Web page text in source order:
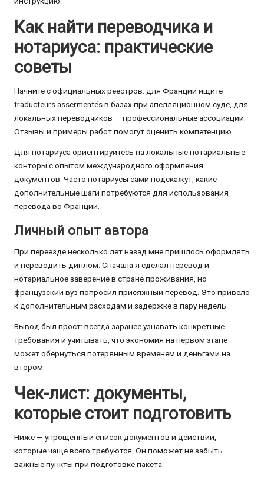
Как найти переводчика и
нотариуса: практические
советы
Начните с официальных реестров: для Франции ищите
traducteurs assermentés в базах при апелляционном суде, для
локальных переводчиков — профессиональные ассоциации.
Отзывы и примеры работ помогут оценить компетенцию.
Для нотариуса ориентируйтесь на локальные нотариальные
конторы с опытом международного оформления
документов. Часто нотариусы сами подскажут, какие
дополнительные шаги потребуются для использования
перевода во Франции.
Личный опыт автора
При переезде несколько лет назад мне пришлось оформлять
и переводить диплом. Сначала я сделал перевод и
нотариальное заверение в стране проживания, но
французский вуз попросил присяжный перевод. Это привело
к дополнительным расходам и задержке в пару недель.
Вывод был прост: всегда заранее узнавать конкретные
требования и учитывать, что экономия на первом этапе
может обернуться потерянным временем и деньгами на
втором.
Чек-лист: документы,
которые стоит подготовить
Ниже — упрощенный список документов и действий,
которые чаще всего требуются. Он поможет не забыть
важные пункты при подготовке пакета.